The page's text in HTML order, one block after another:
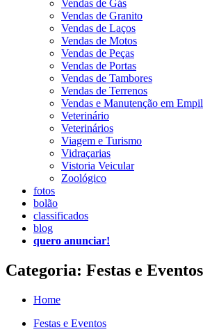
Vendas de Gás
Vendas de Granito
Vendas de Laços
Vendas de Motos
Vendas de Peças
Vendas de Portas
Vendas de Tambores
Vendas de Terrenos
Vendas e Manutenção em
Veterinário
Veterinários
Viagem e Turismo
Vidraçarias
Vistoria Veicular
Zoológico
fotos
bolão
classificados
blog
quero anunciar!
Categoria: Festas e Eventos
Home
Festas e Eventos